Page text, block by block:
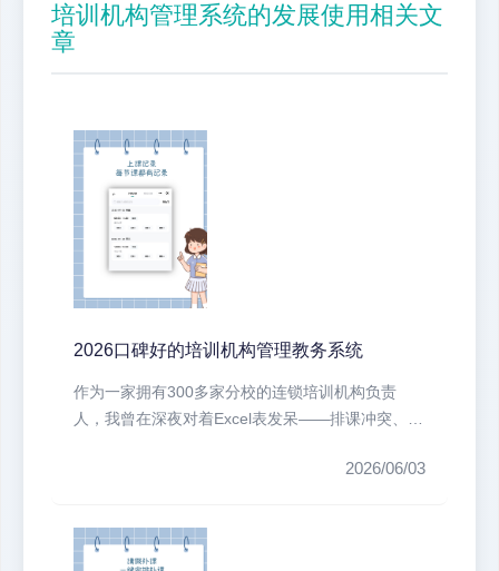
培训机构管理系统的发展使用相关文
章
2026口碑好的培训机构管理教务系统
作为一家拥有300多家分校的连锁培训机构负责
人，我曾在深夜对着Excel表发呆——排课冲突、课
2026/06/03